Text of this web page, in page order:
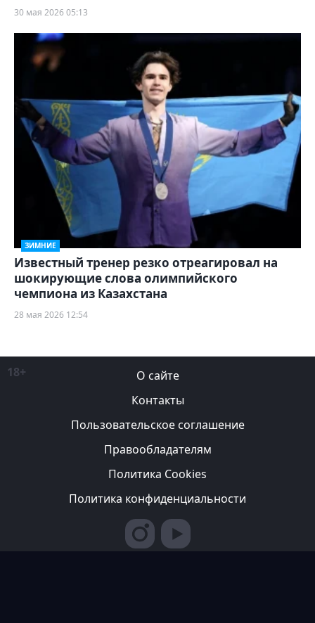
30 мая 2026 05:13
ЗИМНИЕ
Известный тренер резко отреагировал на
шокирующие слова олимпийского
чемпиона из Казахстана
28 мая 2026 12:54
18+
О сайте
Контакты
Пользовательское соглашение
Правообладателям
Политика Cookies
Политика конфиденциальности